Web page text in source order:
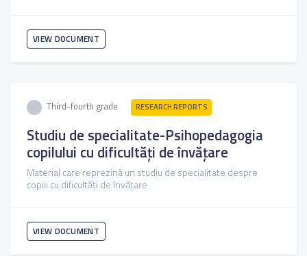
VIEW DOCUMENT
Third-fourth grade RESEARCH REPORTS
Studiu de specialitate-Psihopedagogia
copilului cu dificultăți de învățare
Material care reprezină un studiu de specialitate despre
copiii cu dificultăți de învățare
VIEW DOCUMENT